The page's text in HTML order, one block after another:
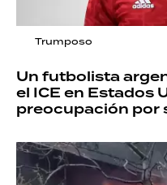
Trumposo
Un futbolista
el ICE en Estados
preocupación por